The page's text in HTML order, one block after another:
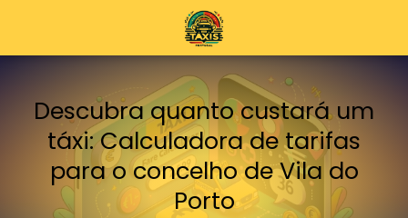
Descubra quanto custará um
táxi: Calculadora de tarifas
para o concelho de Vila do
Porto